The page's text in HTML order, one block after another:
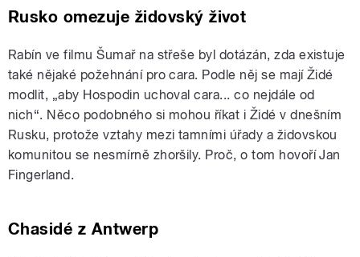
Rusko omezuje židovský život
Rabín ve filmu Šumař na střeše byl dotázán, zda existuje
také nějaké požehnání pro cara. Podle něj se mají Židé
modlit, „aby Hospodin uchoval cara... co nejdále od
nich“. Něco podobného si mohou říkat i Židé v dnešním
Rusku, protože vztahy mezi tamními úřady a židovskou
komunitou se nesmírně zhoršily. Proč, o tom hovoří Jan
Fingerland.
Chasidé z Antwerp